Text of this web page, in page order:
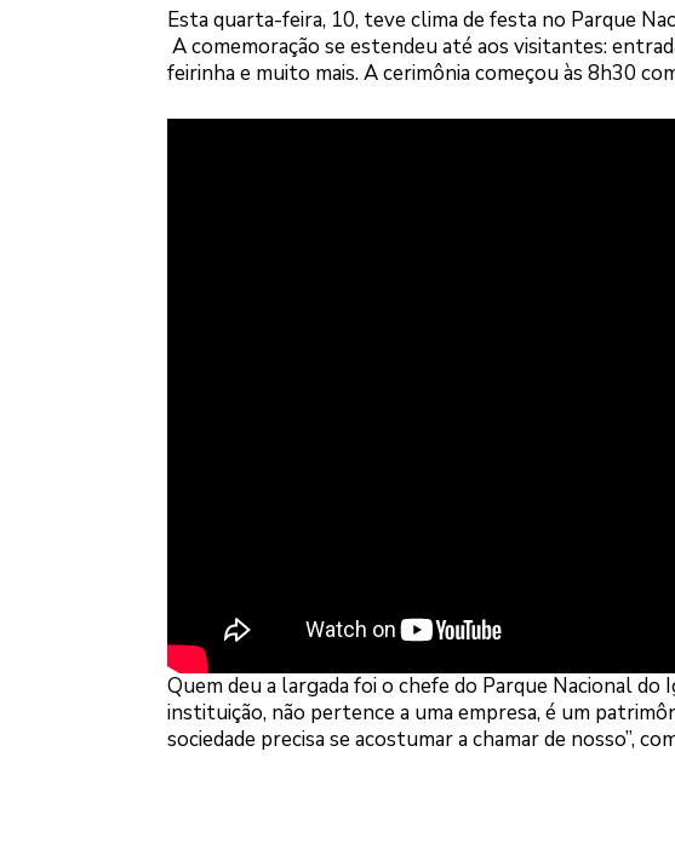
Esta quarta-feira, 10, teve clima de festa no Parque
A comemoração se estendeu até aos visitantes:
feirinha e muito mais. A cerimônia começou às 8h30
Quem deu a largada foi o chefe do Parque Nacional do
instituição, não pertence a uma empresa, é um
sociedade precisa se acostumar a chamar de nosso”,